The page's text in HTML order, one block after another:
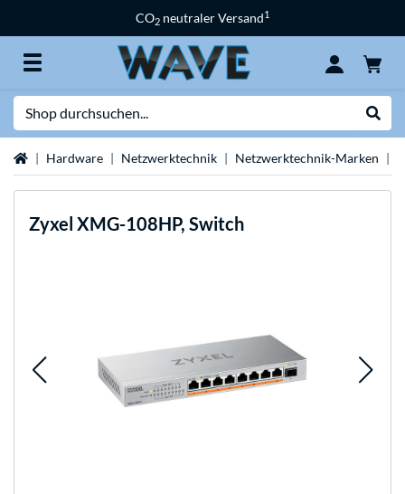
CO2 neutraler Versand1
StartseiteHardware Netzwerktechnik Netzwerktechnik-Marken
Zyxel XMG-108HP, Switch